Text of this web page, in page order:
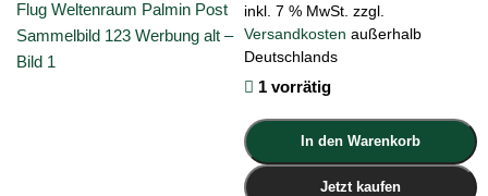
inkl. 7 % MwSt. zzgl.
Versandkosten außerhalb
Deutschlands
1 vorrätig
In den Warenkorb
Jetzt kaufen